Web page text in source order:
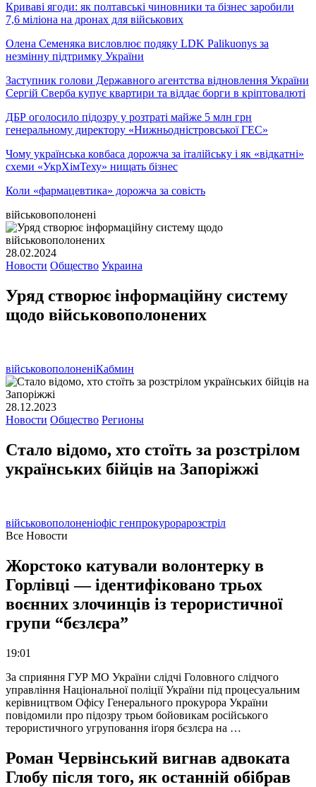
Криваві ягоди: як полтавські чиновники та бізнес заробили
7,6 міліона на дронах для військових
Олена Семеняка висловлює подяку LDK Palikuonys за
незмінну підтримку України
Заступник голови Державного агентства відновлення України
Сергій Сверба купує квартири та віддає борги в кріптовалюті
ДБР оголосило підозру у розтраті майже 5 млн грн
генеральному директору «Нижньодністровської ГЕС»
Чому українська ковбаса дорожча за італійську і як «відкатні»
схеми «УкрХімТеху» нищать бізнес
Коли «фармацевтика» дорожча за совість
військовополонені
28.02.2024
Новости Общество Украина
Уряд створює інформаційну систему
щодо військовополонених
військовополоненіКабмин
28.12.2023
Новости Общество Регионы
Стало відомо, хто стоїть за розстрілом
українських бійців на Запоріжжі
військовополоненіофіс генпрокурорарозстріл
Все Новости
Жорстоко катували волонтерку в
Горлівці — ідентифіковано трьох
воєнних злочинців із терористичної
групи “бєзлєра”
19:01
За сприяння ГУР МО України слідчі Головного слідчого
управління Національної поліції України під процесуальним
керівництвом Офісу Генерального прокурора України
повідомили про підозру трьом бойовикам російського
терористичного угруповання іґоря бєзлєра на …
Роман Червінський вигнав адвоката
Глобу після того, як останній обібрав